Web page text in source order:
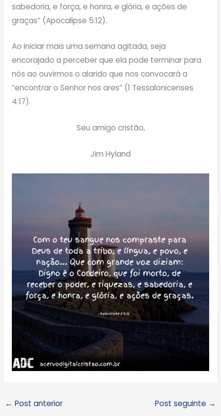
sabedoria, e força, e honra, e glória, e ações de
graças” (Apocalipse 5:12).
Ao iniciar mais uma semana agitada, seja
encorajado a perceber que ela pode terminar para
nós ao ouvirmos o alarido que nos convocará a
“encontrar o Senhor nos ares” (1 Tessalonicenses
4:17).
Seu amigo cristão,
Jim Hyland
← Post anterior Post seguinte →